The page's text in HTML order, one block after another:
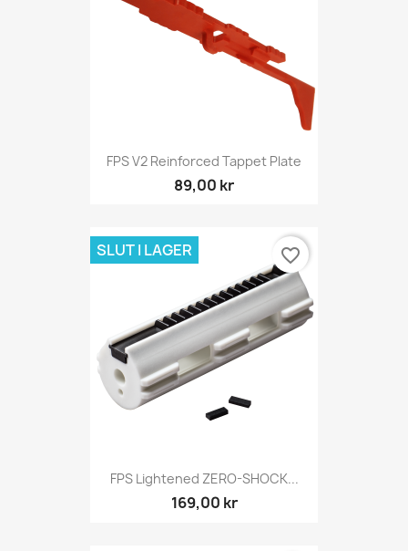
FPS V2 Reinforced Tappet Plate
89,00 kr
FPS Lightened ZERO-SHOCK...
169,00 kr
SLUT I LAGER favorite_border